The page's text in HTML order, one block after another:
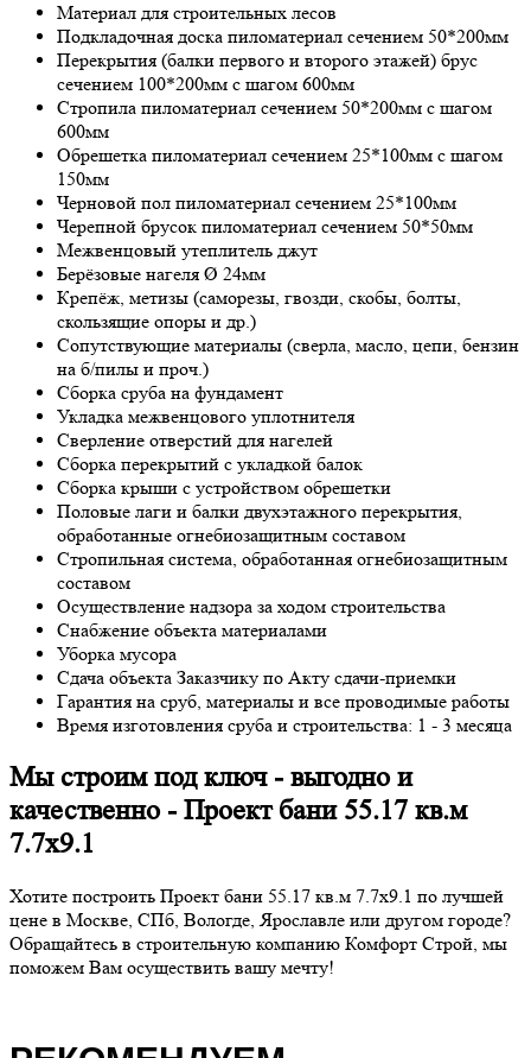
Материал для строительных лесов
Подкладочная доска пиломатериал сечением 50*200мм
Перекрытия (балки первого и второго этажей) брус
сечением 100*200мм с шагом 600мм
Стропила пиломатериал сечением 50*200мм с шагом
600мм
Обрешетка пиломатериал сечением 25*100мм с шагом
150мм
Черновой пол пиломатериал сечением 25*100мм
Черепной брусок пиломатериал сечением 50*50мм
Межвенцовый утеплитель джут
Берёзовые нагеля Ø 24мм
Крепёж, метизы (саморезы, гвозди, скобы, болты,
скользящие опоры и др.)
Сопутствующие материалы (сверла, масло, цепи, бензин
на б/пилы и проч.)
Сборка сруба на фундамент
Укладка межвенцового уплотнителя
Сверление отверстий для нагелей
Сборка перекрытий с укладкой балок
Сборка крыши с устройством обрешетки
Половые лаги и балки двухэтажного перекрытия,
обработанные огнебиозащитным составом
Стропильная система, обработанная огнебиозащитным
составом
Осуществление надзора за ходом строительства
Снабжение объекта материалами
Уборка мусора
Сдача объекта Заказчику по Акту сдачи-приемки
Гарантия на сруб, материалы и все проводимые работы
Время изготовления сруба и строительства: 1 - 3 месяца
Мы строим под ключ - выгодно и
качественно - Проект бани 55.17 кв.м
7.7х9.1
Хотите построить Проект бани 55.17 кв.м 7.7х9.1 по лучшей
цене в Москве, СПб, Вологде, Ярославле или другом городе?
Обращайтесь в строительную компанию Комфорт Строй, мы
поможем Вам осуществить вашу мечту!